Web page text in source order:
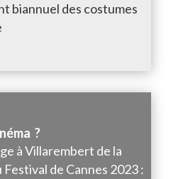
biannuel des costumes
?
à Villarembert de la
Festival de Cannes 2023 :